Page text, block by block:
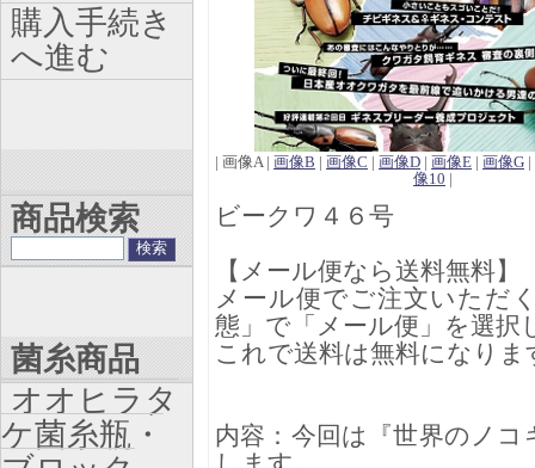
| 画像A | 画像B | 画像C | 画像D | 画像E | 画像G |
像10 |
ビークワ４６号
【メール便なら送料無料】
メール便でご注文いただ
態」で「メール便」を選択
これで送料は無料になりま
内容：今回は『世界のノ
購入手続き
へ進む
商品検索
菌糸商品
オオヒラタ
ケ菌糸瓶・